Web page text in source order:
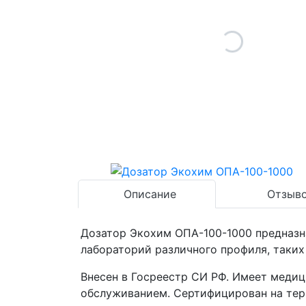
Описание
Дозатор Экохим ОПА-100-1000
лабораторий различного профиля,
Внесен в Госреестр СИ РФ. Имеет
обслуживанием. Сертифицирован на